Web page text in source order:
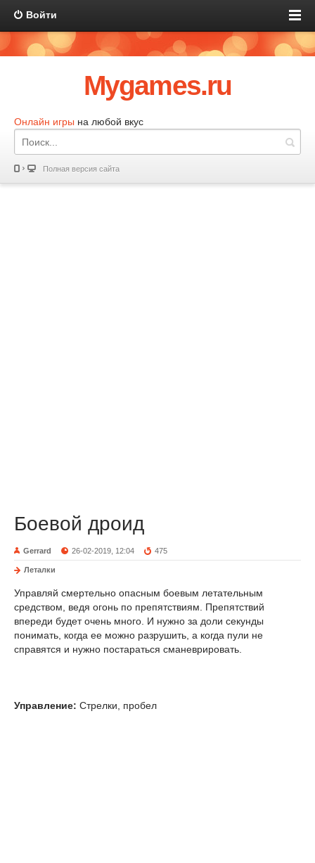
Войти
Mygames.ru
Онлайн игры на любой вкус
Полная версия сайта
Боевой дроид
Gerrard 26-02-2019, 12:04 475
Леталки
Управляй смертельно опасным боевым летательным
средством, ведя огонь по препятствиям. Препятствий
впереди будет очень много. И нужно за доли секунды
понимать, когда ее можно разрушить, а когда пули не
справятся и нужно постараться сманеврировать.
Управление: Стрелки, пробел